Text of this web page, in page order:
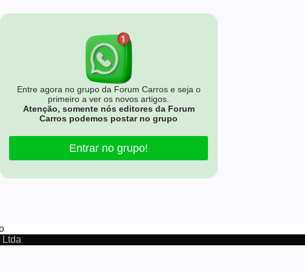
Entre agora no grupo da Forum Carros e seja o
primeiro a ver os novos artigos.
Atenção, somente nós editores da Forum
Carros podemos postar no grupo
Entrar no grupo!